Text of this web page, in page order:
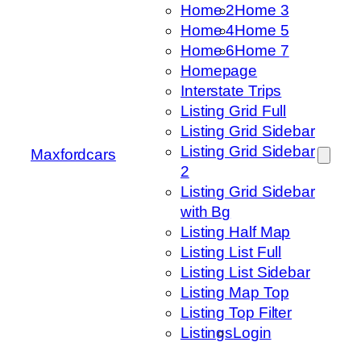
Maxfordcars
Home 2Home 3
Home 4Home 5
Home 6Home 7
Homepage
Interstate Trips
Listing Grid Full
Listing Grid Sidebar
Listing Grid Sidebar
2
Listing Grid Sidebar
with Bg
Listing Half Map
Listing List Full
Listing List Sidebar
Listing Map Top
Listing Top Filter
ListingsLogin